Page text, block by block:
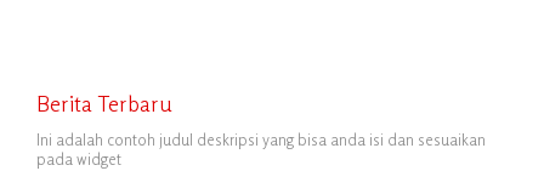
Berita Terbaru
Ini adalah contoh judul deskripsi yang bisa anda isi dan sesuaikan
pada widget